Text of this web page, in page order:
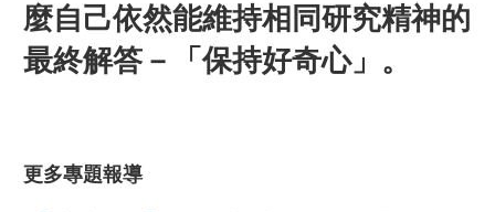
麼自己依然能維持相同研究精神的
最終解答－「保持好奇心」。
更多專題報導